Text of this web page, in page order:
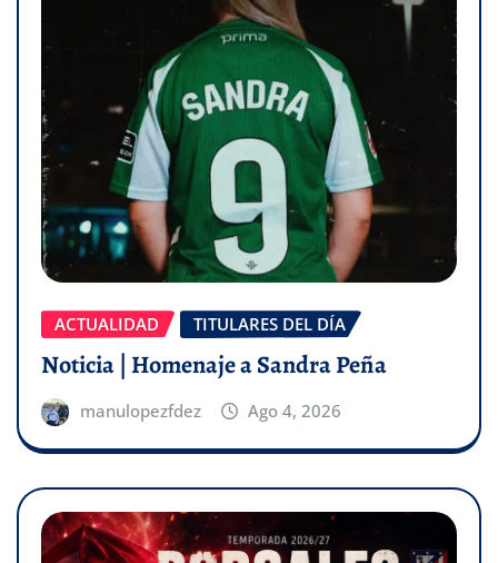
ACTUALIDAD TITULARES DEL DÍA
Noticia | Homenaje a Sandra Peña
manulopezfdez Ago 4, 2026